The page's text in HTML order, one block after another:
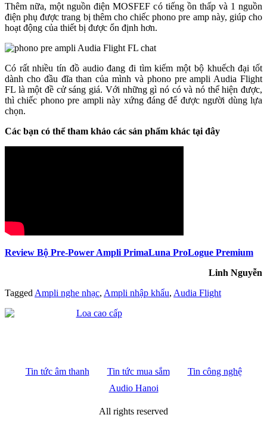
Thêm nữa, một nguồn điện MOSFEF có tiếng ồn thấp và 1 nguồn
điện phụ được trang bị thêm cho chiếc phono pre amp này, giúp cho
hoạt động của thiết bị được ổn định hơn.
Có rất nhiều tín đồ audio đang đi tìm kiếm một bộ khuếch đại tốt
dành cho đầu đĩa than của mình và phono pre ampli Audia Flight
FL là một đề cử sáng giá. Với những gì nó có và nó thể hiện được,
thì chiếc phono pre ampli này xứng đáng để được người dùng lựa
chọn.
Các bạn có thể tham khảo các sản phẩm khác tại đây
Review Bộ Pre-Power Ampli PrimaLuna ProLogue Premium
Linh Nguyễn
Tagged Ampli nghe nhạc, Ampli nhập khẩu, Audia Flight
Tin tức âm thanh Tin tức mua sắm
Tin công nghệ
Audio Hanoi
All rights reserved